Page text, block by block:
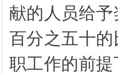
献的人员给
百分之五十
职工作的前